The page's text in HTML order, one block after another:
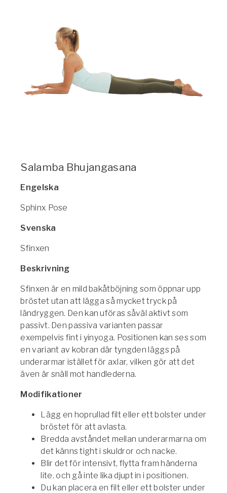
Fysisk aktivitet på recept
Stöd till arbetsgivare, försäkringsbolag & organisationer
Arbetsgivare
Salamba Bhujangasana
Engelska
Sphinx Pose
Svenska
Sfinxen
Beskrivning
Sfinxen är en mild bakåtböjning som öppnar upp
bröstet utan att lägga så mycket tryck på
ländryggen. Den kan uföras såväl aktivt som
passivt. Den passiva varianten passar
exempelvis fint i yinyoga. Positionen kan ses som
en variant av kobran där tyngden läggs på
underarmar istället för axlar, vilken gör att det
även är snäll mot handlederna.
Modifikationer
Lägg en hoprullad filt eller ett bolster under
bröstet för att avlasta.
Bredda avståndet mellan underarmarna om
det känns tight i skuldror och nacke.
Blir det för intensivt, flytta fram händerna
lite. och gå inte lika djupt in i positionen.
Du kan placera en filt eller ett bolster under